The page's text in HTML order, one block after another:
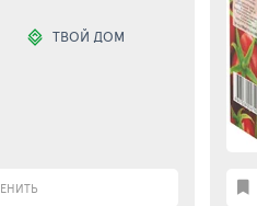
ТВОЙ ДОМ